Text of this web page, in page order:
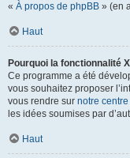
« À propos de phpBB » (en
Haut
Pourquoi la fonctionnalité
Ce programme a été
vous souhaitez proposer
vous rendre sur notre centre
les idées soumises par
Haut